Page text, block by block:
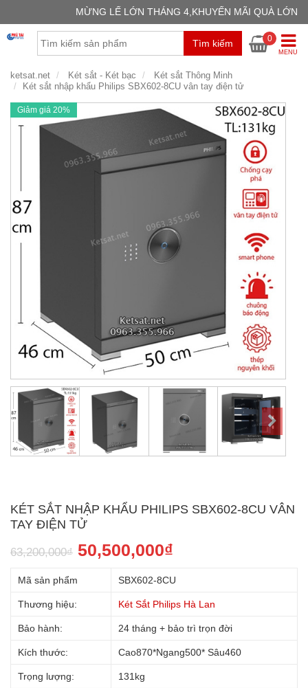
MỪNG LẾ LỚN THÁNG 4,KHUYẾN MÃI QUÀ LỚN
Tìm kiếm
GIỎ
Chưa
0
MENU
ketsat.net Két sắt - Két bạc
Két sắt Thông Minh
Két sắt nhập khẩu Philips SBX602-8CU vân tay điện tử
Giảm giá 20%
KÉT SẮT NHẬP KHẨU PHILIPS SBX602-8CU VÂN
TAY ĐIỆN TỬ
63,200,000₫ 50,500,000₫
Mã sản phẩm SBX602-8CU
Thương hiệu: Két Sắt Philips Hà Lan
Bảo hành: 24 tháng + bảo trì trọn đời
Kích thước: Cao870*Ngang500* Sâu460
Trọng lượng: 131kg